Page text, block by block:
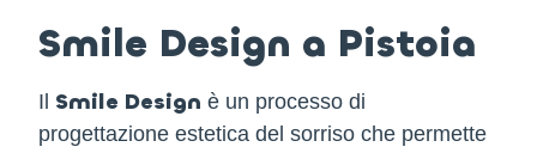
Smile Design a Pistoia
Il Smile Design è un processo di
progettazione estetica del sorriso che permette